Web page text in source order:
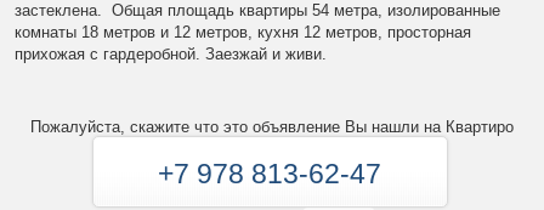
застеклена. Общая площадь квартиры 54 метра, изолированные
комнаты 18 метров и 12 метров, кухня 12 метров, просторная
прихожая с гардеробной. Заезжай и живи.
Пожалуйста, скажите что это объявление Вы нашли на Квартиро
+7 978 813-62-47